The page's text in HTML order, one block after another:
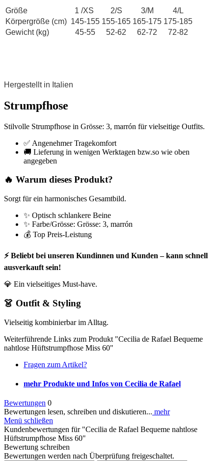
Größe 1 /XS 2/S 3/M
4/L
Körpergröße (cm) 145-155 155-165 165-175 175-185
Gewicht (kg)
45-55 52-62 62-72 72-82
Hergestellt in Italien
Strumpfhose
Stilvolle Strumpfhose in Grösse: 3, marrón für vielseitige Outfits.
✅ Angenehmer Tragekomfort
🚚 Lieferung in wenigen Werktagen bzw.so wie oben
angegeben
🔥 Warum dieses Produkt?
Sorgt für ein harmonisches Gesamtbild.
✨ Optisch schlankere Beine
✨ Farbe/Grösse: Grösse: 3, marrón
💰 Top Preis-Leistung
⚡ Beliebt bei unseren Kundinnen und Kunden – kann schnell
ausverkauft sein!
💎 Ein vielseitiges Must-have.
👗 Outfit & Styling
Vielseitig kombinierbar im Alltag.
Weiterführende Links zum Produkt "Cecilia de Rafael Bequeme
nahtlose Hüftstrumpfhose Miss 60"
Fragen zum Artikel?
mehr Produkte und Infos von Cecilia de Rafael
Bewertungen 0
Bewertungen lesen, schreiben und diskutieren... mehr
Menü schließen
Kundenbewertungen für "Cecilia de Rafael Bequeme nahtlose
Hüftstrumpfhose Miss 60"
Bewertung schreiben
Bewertungen werden nach Überprüfung freigeschaltet.